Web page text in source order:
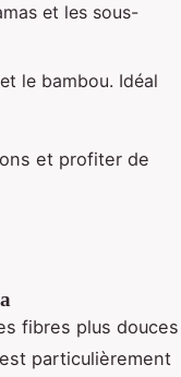
et les sous-
le bambou. Idéal
et profiter de
fibres plus douces
particulièrement